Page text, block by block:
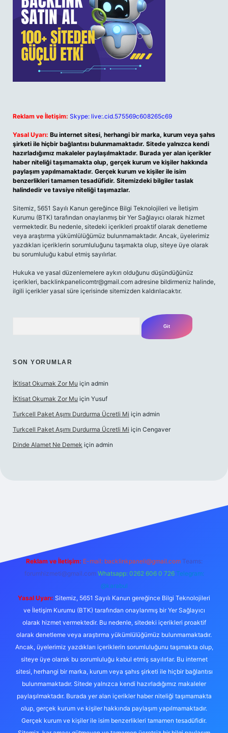
Reklam ve İletişim: Skype: live:.cid.575569c608265c69
Yasal Uyarı: Bu internet sitesi, herhangi bir marka, kurum veya şahıs
şirketi ile hiçbir bağlantısı bulunmamaktadır. Sitede yalnızca kendi
hazırladığımız makaleler paylaşılmaktadır. Burada yer alan içerikler
haber niteliği taşımamakta olup, gerçek kurum ve kişiler hakkında
paylaşım yapılmamaktadır. Gerçek kurum ve kişiler ile isim
benzerlikleri tamamen tesadüfidir. Sitemizdeki bilgiler taslak
halindedir ve tavsiye niteliği taşımazlar.
Sitemiz, 5651 Sayılı Kanun gereğince Bilgi Teknolojileri ve İletişim
Kurumu (BTK) tarafından onaylanmış bir Yer Sağlayıcı olarak hizmet
vermektedir. Bu nedenle, sitedeki içerikleri proaktif olarak denetleme
veya araştırma yükümlülüğümüz bulunmamaktadır. Ancak, üyelerimiz
yazdıkları içeriklerin sorumluluğunu taşımakta olup, siteye üye olarak
bu sorumluluğu kabul etmiş sayılırlar.
Hukuka ve yasal düzenlemelere aykırı olduğunu düşündüğünüz
içerikleri, backlinkpanelicomtr@gmail.com adresine bildirmeniz halinde,
ilgili içerikler yasal süre içerisinde sitemizden kaldırılacaktır.
SON YORUMLAR
İKtisat Okumak Zor Mu için admin
İKtisat Okumak Zor Mu için Yusuf
Turkcell Paket Aşımı Durdurma Ücretli Mi için admin
Turkcell Paket Aşımı Durdurma Ücretli Mi için Cengaver
Dinde Alamet Ne Demek için admin
Reklam ve İletişim: E-mail: backlinkpaneli@gmail.com Teams:
forumhizmeti@gmail.com Whatsapp: 0262 606 0 726 Telegram:
@karabul
Yasal Uyarı: Sitemiz, 5651 Sayılı Kanun gereğince Bilgi Teknolojileri
ve İletişim Kurumu (BTK) tarafından onaylanmış bir Yer Sağlayıcı
olarak hizmet vermektedir. Bu nedenle, sitedeki içerikleri proaktif
olarak denetleme veya araştırma yükümlülüğümüz bulunmamaktadır.
Ancak, üyelerimiz yazdıkları içeriklerin sorumluluğunu taşımakta olup,
siteye üye olarak bu sorumluluğu kabul etmiş sayılırlar. Bu internet
sitesi, herhangi bir marka, kurum veya şahıs şirketi ile hiçbir bağlantısı
bulunmamaktadır. Sitede yalnızca kendi hazırladığımız makaleler
paylaşılmaktadır. Burada yer alan içerikler haber niteliği taşımamakta
olup, gerçek kurum ve kişiler hakkında paylaşım yapılmamaktadır.
Gerçek kurum ve kişiler ile isim benzerlikleri tamamen tesadüfidir.